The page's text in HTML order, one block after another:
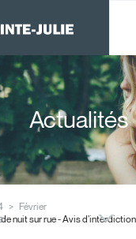
Actualités
Février
nuit sur rue - Avis